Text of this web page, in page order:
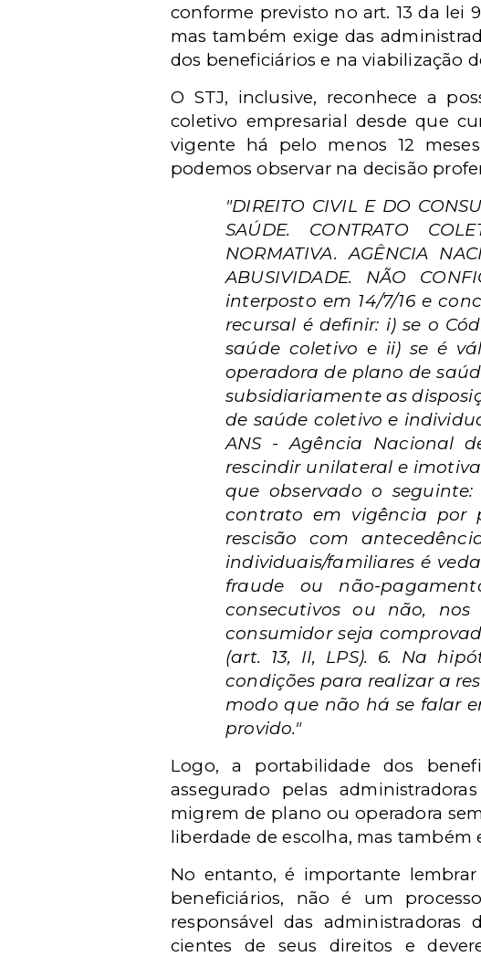
conforme previsto no art. 13 da lei
mas também exige das
dos beneficiários e na viabilização
O STJ, inclusive, reconhece a
coletivo empresarial desde que
vigente há pelo menos 12
podemos observar na decisão
"DIREITO CIVIL E DO
SAÚDE. CONTRATO
NORMATIVA. AGÊNCIA
ABUSIVIDADE. NÃO
interposto em 14/7/16 e
recursal é definir: i) se o
saúde coletivo e ii) se é
operadora de plano de
subsidiariamente as
de saúde coletivo e
ANS - Agência Nacional
rescindir unilateral e
que observado o
contrato em vigência por
rescisão com
individuais/familiares é
fraude ou não-
consecutivos ou não,
consumidor seja
(art. 13, II, LPS). 6. Na
condições para realizar a
modo que não há se falar
provido."
Logo, a portabilidade dos
assegurado pelas
migrem de plano ou operadora
liberdade de escolha, mas
No entanto, é importante
beneficiários, não é um
responsável das
cientes de seus direitos e